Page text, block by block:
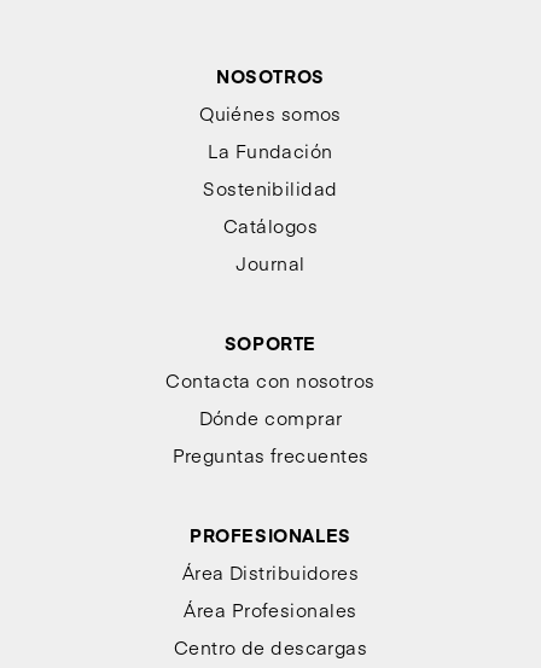
NOSOTROS
Quiénes somos
La Fundación
Sostenibilidad
Catálogos
Journal
SOPORTE
Contacta con nosotros
Dónde comprar
Preguntas frecuentes
PROFESIONALES
Área Distribuidores
Área Profesionales
Centro de descargas